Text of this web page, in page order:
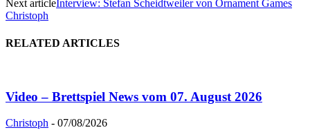
Next articleInterview: Stefan Scheidtweiler von Ornament Games
Christoph
RELATED ARTICLES
Video – Brettspiel News vom 07. August 2026
Christoph - 07/08/2026